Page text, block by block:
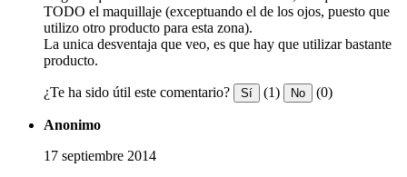
TODO el maquillaje (exceptuando el de los ojos, puesto que
utilizo otro producto para esta zona).
La unica desventaja que veo, es que hay que utilizar bastante
producto.
¿Te ha sido útil este comentario? Sí (1) No (0)
Anonimo
17 septiembre 2014